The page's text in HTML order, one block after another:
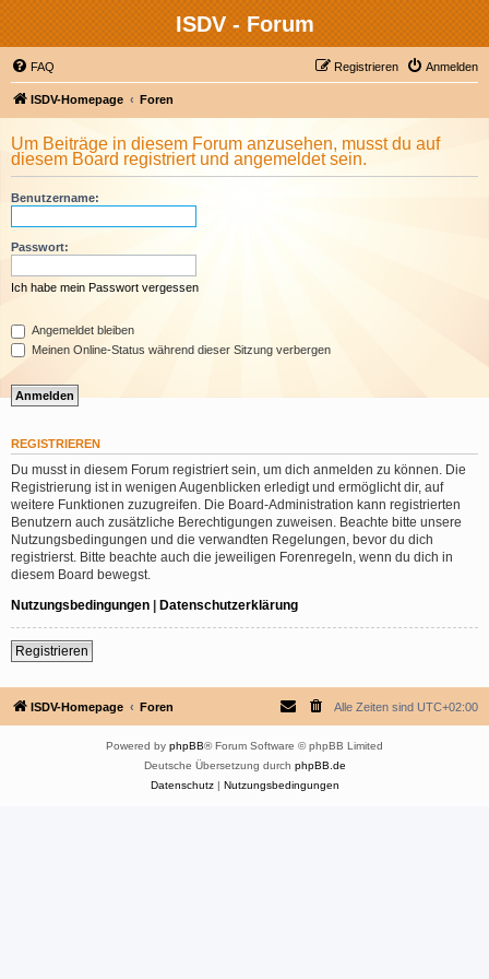
ISDV - Forum
FAQ Anmelden
Registrieren
ISDV-Homepage Foren
Um Beiträge in diesem Forum anzusehen, musst du auf
diesem Board registriert und angemeldet sein.
Benutzername:
Passwort:
Ich habe mein Passwort vergessen
Angemeldet bleiben
Meinen Online-Status während dieser Sitzung verbergen
REGISTRIEREN
Du musst in diesem Forum registriert sein, um dich anmelden zu können. Die
Registrierung ist in wenigen Augenblicken erledigt und ermöglicht dir, auf
weitere Funktionen zuzugreifen. Die Board-Administration kann registrierten
Benutzern auch zusätzliche Berechtigungen zuweisen. Beachte bitte unsere
Nutzungsbedingungen und die verwandten Regelungen, bevor du dich
registrierst. Bitte beachte auch die jeweiligen Forenregeln, wenn du dich in
diesem Board bewegst.
Nutzungsbedingungen | Datenschutzerklärung
Registrieren
ISDV-Homepage Foren Alle Zeiten sind UTC+02:00
Powered by phpBB® Forum Software © phpBB Limited
Deutsche Übersetzung durch phpBB.de
Datenschutz| Nutzungsbedingungen